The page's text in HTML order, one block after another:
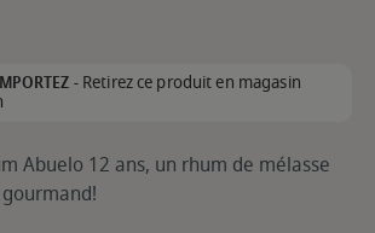
-Retirez ce produit en magasin
Abuelo 12 ans, un rhum de mélasse